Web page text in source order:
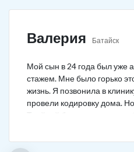
Валерия Батайск
Мой сын в 24 года был уже
стажем. Мне было горько
жизнь. Я позвонила в
провели кодировку дома.
Тройной блок в клинике,
Мы согласились. Вот уже 4
работу устроился, дома